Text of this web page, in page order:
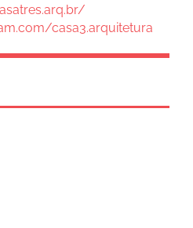
casa3.arquitetura